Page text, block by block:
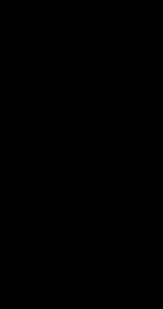
thực phẩm
ăn nhỏ và
lấy đávà lấy
những gia